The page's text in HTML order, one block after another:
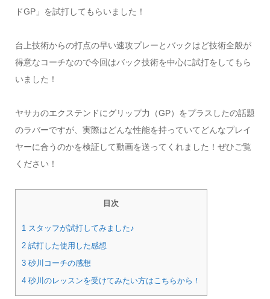
ドGP」を試打してもらいました！
台上技術からの打点の早い速攻プレーとバックはど技術全般が
得意なコーチなので今回はバック技術を中心に試打をしてもら
いました！
ヤサカのエクステンドにグリップ力（GP）をプラスしたの話題
のラバーですが、実際はどんな性能を持っていてどんなプレイ
ヤーに合うのかを検証して動画を送ってくれました！ぜひご覧
ください！
目次
1 スタッフが試打してみました♪
2 試打した使用した感想
3 砂川コーチの感想
4 砂川のレッスンを受けてみたい方はこちらから！